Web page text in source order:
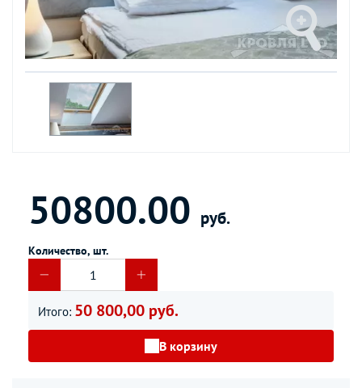
50800.00 руб.
Количество, шт.
Итого: 50 800,00 руб.
В корзину